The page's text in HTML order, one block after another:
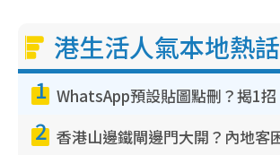
港生活人氣本地熱話
1
2